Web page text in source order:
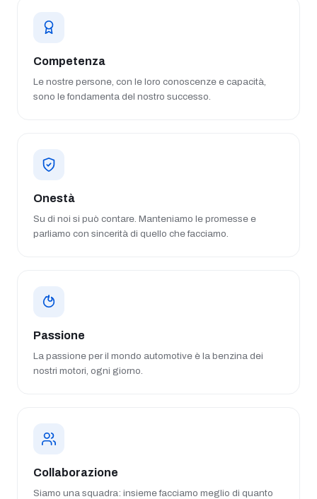
Competenza
Le nostre persone, con le loro conoscenze e capacità,
sono le fondamenta del nostro successo.
Onestà
Su di noi si può contare. Manteniamo le promesse e
parliamo con sincerità di quello che facciamo.
Passione
La passione per il mondo automotive è la benzina dei
nostri motori, ogni giorno.
Collaborazione
Siamo una squadra: insieme facciamo meglio di quanto